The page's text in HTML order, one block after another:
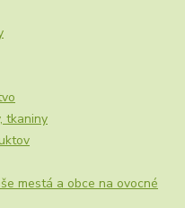
tkaniny
mestá a obce na ovocné